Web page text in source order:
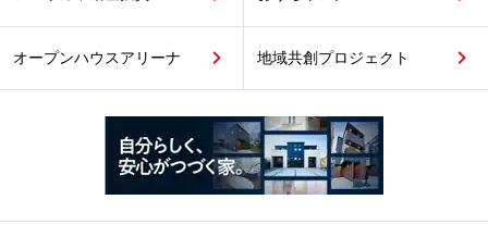
オープンハウスアリーナ 地域共創プロジェクト